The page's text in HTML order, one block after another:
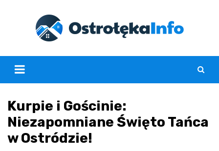
Kurpie i Gościnie:
Niezapomniane Święto Tańca
w Ostródzie!